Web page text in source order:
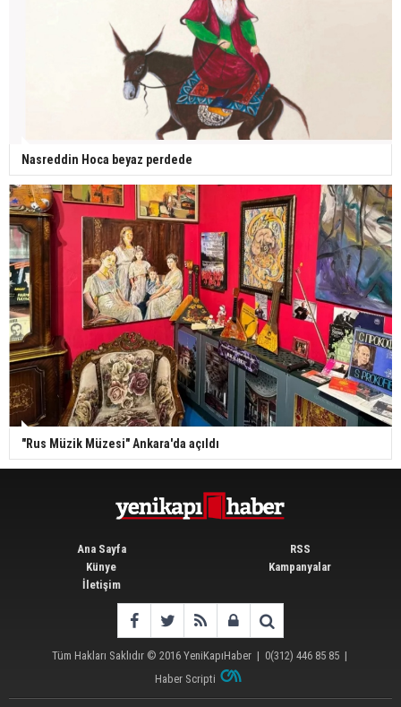
Nasreddin Hoca beyaz perdede
"Rus Müzik Müzesi" Ankara'da açıldı
Ana Sayfa
Künye
İletişim
RSS
Kampanyalar
Tüm Hakları Saklıdır © 2016 YeniKapıHaber| 0(312) 446 85 85|
Haber Scripti